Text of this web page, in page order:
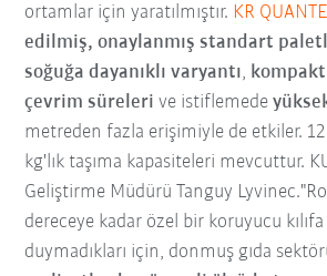
ortamlar için yaratılmıştır. KR
edilmiş, onaylanmış standart
soğuğa dayanıklı varyantı, kompakt
çevrim süreleri ve istiflemede
metreden fazla erişimiyle de etkiler.
kg'lık taşıma kapasiteleri mevcuttur.
Geliştirme Müdürü Tanguy
dereceye kadar özel bir koruyucu
duymadıkları için, donmuş gıda